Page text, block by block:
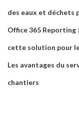
des eaux et déchets
Office 365
cette solution pour
Les avantages du
chantiers